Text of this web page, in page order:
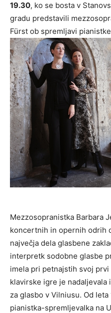
19.30, ko se bosta v
gradu predstavili
Fürst ob spremljavi
Mezzosopranistka Barbara
koncertnih in opernih odrih
največja dela glasbene
interpretk sodobne glasbe
imela pri petnajstih svoj
klavirske igre je nadaljevala
za glasbo v Vilniusu. Od
pianistka-spremljevalka na